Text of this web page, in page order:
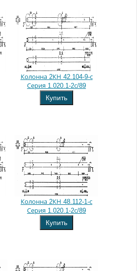
Колонна 2КН 42.104-9-с
Серия 1.020.1-2с/89
Купить
Колонна 2КН 48.112-1-с
Серия 1.020.1-2с/89
Купить